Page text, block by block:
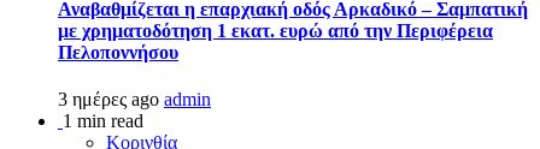
Αναβαθμίζεται η επαρχιακή οδός Αρκαδικό – Σαμπατική
με χρηματοδότηση 1 εκατ. ευρώ από την Περιφέρεια
Πελοποννήσου
3 ημέρες ago admin
1 min read
Κορινθία